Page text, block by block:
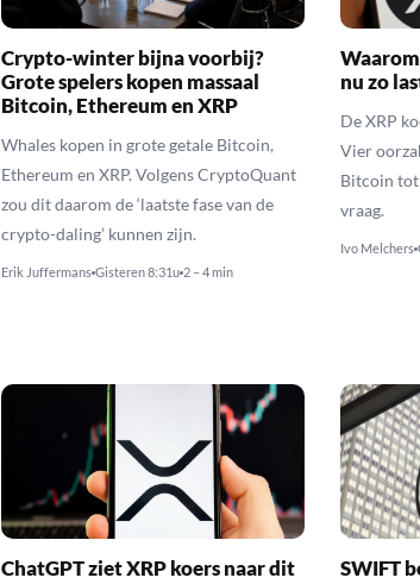
Crypto-winter bijna voorbij?
Grote spelers kopen massaal
Bitcoin, Ethereum en XRP
Whales kopen in grote getale Bitcoin,
Ethereum en XRP. Volgens CryptoQuant
zou dit daarom de ‘laatste fase van de
crypto-daling’ kunnen zijn.
Erik Juffermans Gisteren 8:31u 2 – 4 min
nu zo
De XRP
Vier
Bitcoin tot
vraag.
Ivo Melchers
ChatGPT ziet XRP koers naar dit
SWIFT